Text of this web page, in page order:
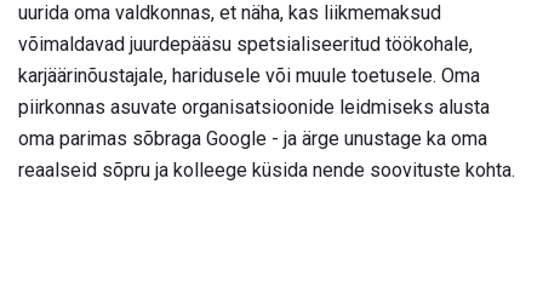
uurida oma valdkonnas, et näha, kas liikmemaksud
võimaldavad juurdepääsu spetsialiseeritud töökohale,
karjäärinõustajale, haridusele või muule toetusele. Oma
piirkonnas asuvate organisatsioonide leidmiseks alusta
oma parimas sõbraga Google - ja ärge unustage ka oma
reaalseid sõpru ja kolleege küsida nende soovituste kohta.